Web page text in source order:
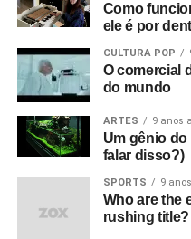
Como
ele é por
CULTURA POP
O comercial
do mundo
ARTES 9 anos
Um gênio
falar disso?)
SPORTS 9
Who are the
rushing title?